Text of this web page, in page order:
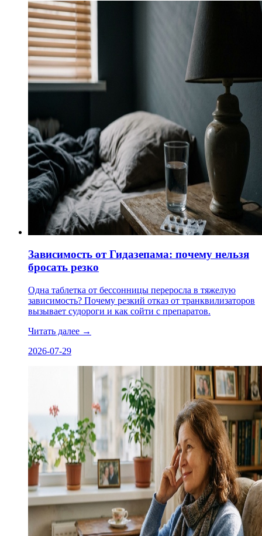
Зависимость от Гидазепама: почему нельзя
бросать резко
Одна таблетка от бессонницы переросла в тяжелую
зависимость? Почему резкий отказ от транквилизаторов
вызывает судороги и как сойти с препаратов.
Читать далее →
2026-07-29